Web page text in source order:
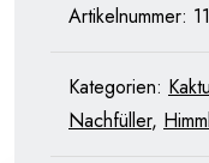
Artikelnummer:
Kategorien:
Nachfüller,